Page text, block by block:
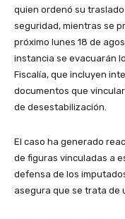
quien ordenó su
seguridad, mientras se
próximo lunes 18 de
instancia se evacuarán
Fiscalía, que incluyen
documentos que
de desestabilización.
El caso ha generado
de figuras vinculadas a
defensa de los
asegura que se trata de